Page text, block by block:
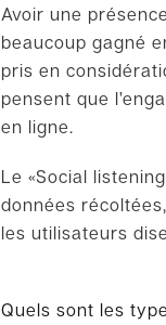
Avoir une
beaucoup gagné
pris en
pensent que
en ligne.
Le «Social listening
données
les utilisateurs
Quels sont les